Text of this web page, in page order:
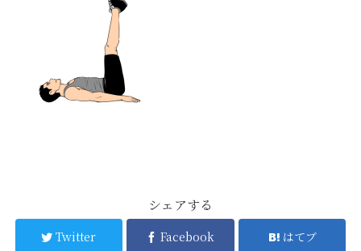
シェアする
Twitter Facebook はてブ